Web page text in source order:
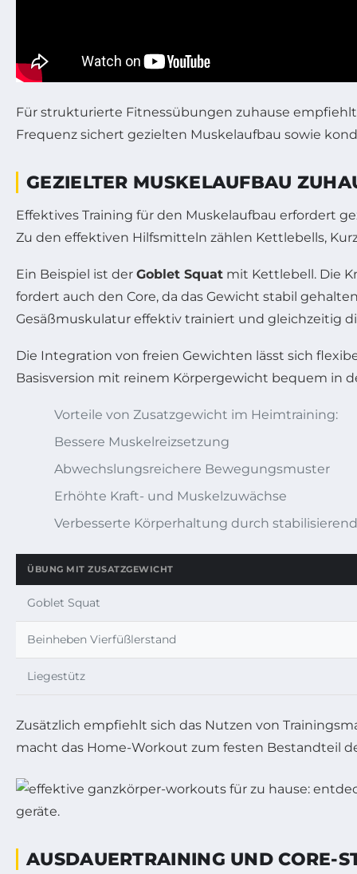
Für strukturierte Fitnessübungen zuhause
Frequenz sichert gezielten Muskelaufbau sowie
GEZIELTER MUSKELAUFBAU
Effektives Training für den Muskelaufbau erfordert
Zu den effektiven Hilfsmitteln zählen Kettlebells,
Ein Beispiel ist der Goblet Squat mit Kettlebell. Die
fordert auch den Core, da das Gewicht stabil
Gesäßmuskulatur effektiv trainiert und gleichzeitig
Die Integration von freien Gewichten lässt sich
Basisversion mit reinem Körpergewicht bequem in
Vorteile von Zusatzgewicht im Heimtraining:
Bessere Muskelreizsetzung
Abwechslungsreichere Bewegungsmuster
Erhöhte Kraft- und Muskelzuwächse
Verbesserte Körperhaltung durch
ÜBUNG MIT ZUSATZGEWICHT
Goblet Squat
Beinheben Vierfüßlerstand
Liegestütz
Zusätzlich empfiehlt sich das Nutzen von
macht das Home-Workout zum festen Bestandteil
AUSDAUERTRAINING UND CORE-